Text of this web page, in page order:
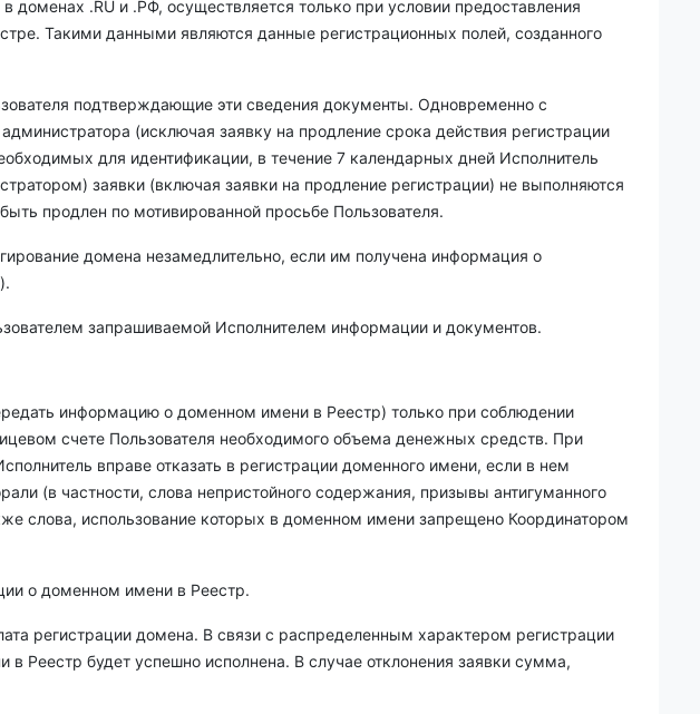
.RU и .РФ, осуществляется только при условии предоставления
Такими данными являются данные регистрационных полей, созданного
подтверждающие эти сведения документы. Одновременно с
(исключая заявку на продление срока действия регистрации
для идентификации, в течение 7 календарных дней Исполнитель
заявки (включая заявки на продление регистрации) не выполняются
продлен по мотивированной просьбе Пользователя.
домена незамедлительно, если им получена информация о
запрашиваемой Исполнителем информации и документов.
информацию о доменном имени в Реестр) только при соблюдении
счете Пользователя необходимого объема денежных средств. При
вправе отказать в регистрации доменного имени, если в нем
(в частности, слова непристойного содержания, призывы антигуманного
слова, использование которых в доменном имени запрещено Координатором
о доменном имени в Реестр.
регистрации домена. В связи с распределенным характером регистрации
в Реестр будет успешно исполнена. В случае отклонения заявки сумма,